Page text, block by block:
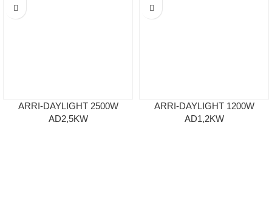
ARRI-DAYLIGHT 2500W
AD2,5KW
ARRI-DAYLIGHT 1200W
AD1,2KW